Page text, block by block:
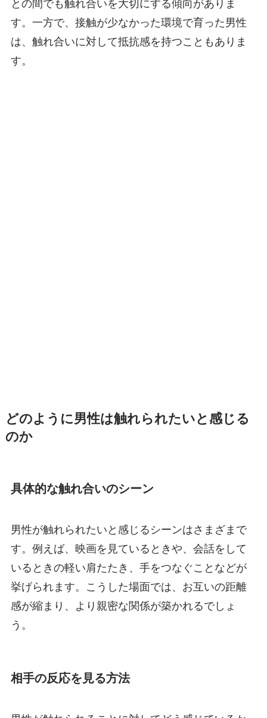
との間でも触れ合いを大切にする傾向がありま
す。一方で、接触が少なかった環境で育った男性
は、触れ合いに対して抵抗感を持つこともありま
す。
どのように男性は触れられたいと感じる
のか
具体的な触れ合いのシーン
男性が触れられたいと感じるシーンはさまざまで
す。例えば、映画を見ているときや、会話をして
いるときの軽い肩たたき、手をつなぐことなどが
挙げられます。こうした場面では、お互いの距離
感が縮まり、より親密な関係が築かれるでしょ
う。
相手の反応を見る方法